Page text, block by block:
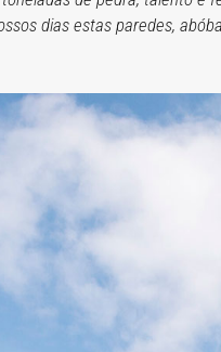
dias estas paredes,